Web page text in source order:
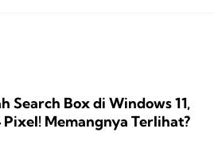
Search Box di Windows 11,
Memangnya Terlihat?